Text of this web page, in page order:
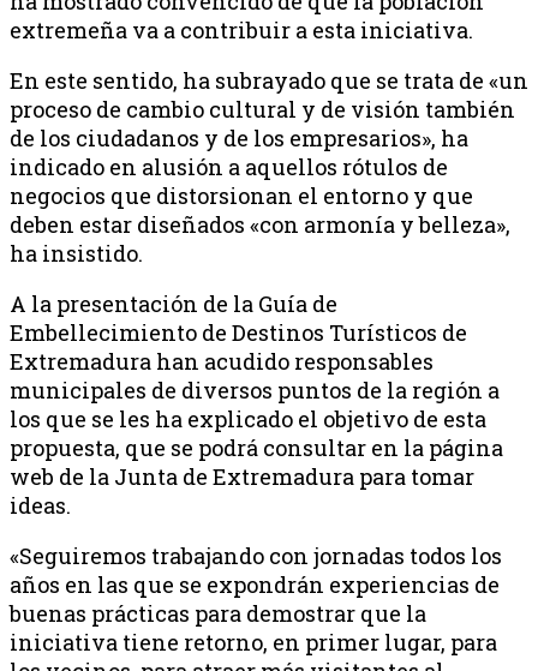
extremeña va a contribuir a esta iniciativa.
En este sentido, ha subrayado que se trata de «un
proceso de cambio cultural y de visión también
de los ciudadanos y de los empresarios», ha
indicado en alusión a aquellos rótulos de
negocios que distorsionan el entorno y que
deben estar diseñados «con armonía y belleza»,
ha insistido.
A la presentación de la Guía de
Embellecimiento de Destinos Turísticos de
Extremadura han acudido responsables
municipales de diversos puntos de la región a
los que se les ha explicado el objetivo de esta
propuesta, que se podrá consultar en la página
web de la Junta de Extremadura para tomar
ideas.
«Seguiremos trabajando con jornadas todos los
años en las que se expondrán experiencias de
buenas prácticas para demostrar que la
iniciativa tiene retorno, en primer lugar, para